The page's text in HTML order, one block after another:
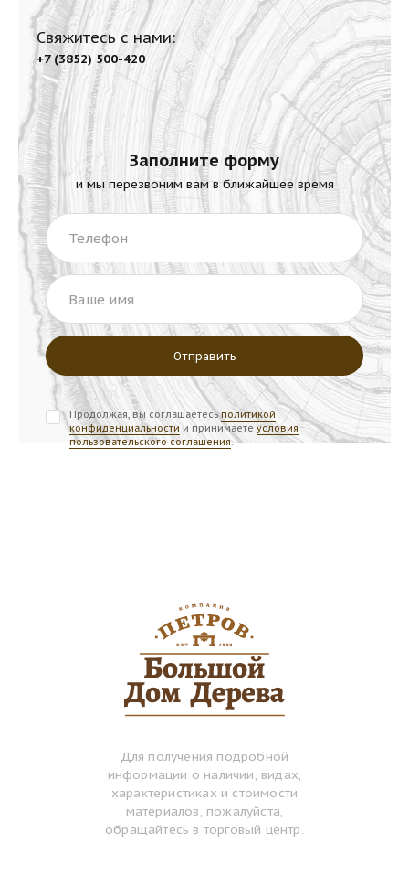
Свяжитесь с нами:
+7 (3852) 500-420
Заполните форму
и мы перезвоним вам в ближайшее время
Телефон
Ваше имя
Продолжая, вы соглашаетесьполитикой
конфиденциальности и принимаете условия
пользовательского соглашения.
Для получения подробной
информации о наличии, видах,
характеристиках и стоимости
материалов, пожалуйста,
обращайтесь в торговый центр.